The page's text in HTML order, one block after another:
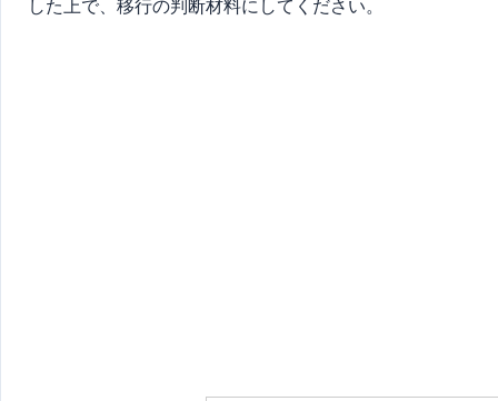
した上で、移行の判断材料にしてください。